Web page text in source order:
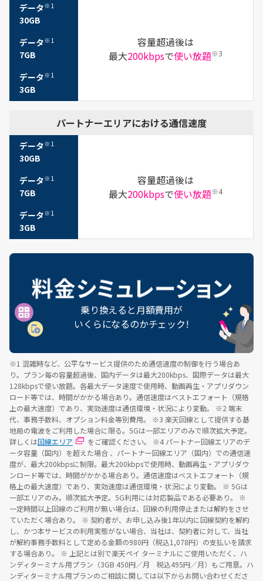
データ※1
30GB
容量超過後は
最大200kbpsで使い放題※3
データ※1
7GB
データ※1
3GB
パートナーエリアにおける通信速度
データ※1
30GB
容量超過後は
最大200kbpsで使い放題※4
データ※1
7GB
データ※1
3GB
乗り換えると月額費用が
いくらになるのかチェック!
※1 混雑時など、公平なサービス提供のため通信速度の制御を行う場合あ
り。プラン毎の容量超過後、国内データは最大200kbps、国際データは最大
128kbpsで使い放題。各最大データ速度で使用時、動画再生・アプリダウン
ロード等では、時間がかかる場合あり。通信速度はベストエフォート（規格
上の最大速度）であり、実効速度は通信環境・状況により変動。 ※2 端末
代、事務手数料、オプション料金等別費用。
※3 楽天回線として提供する基
地局の電波をご利用した場合に限る。5Gは一部エリアのみで順次拡大予定。
詳しくは回線エリア をご確認ください。 ※4 パートナー回線エリアのデ
ータ容量（国内）を超えた場合 、パートナー回線エリア（国内）での通信速
度が、最大200kbpsに制限。最大200kbpsで使用時、動画再生・アプリダウ
ンロード等では、時間がかかる場合あり。通信速度はベストエフォート（規
格上の最大速度）であり、実効速度は通信環境・状況により変動。 ※ 5Gは
一部エリアのみ。順次拡大予定。5G利用には対応製品である必要あり。
※
一定時間以上回線のご利用が無い場合は、回線の利用停止または解約をさせ
ていただく場合あり。
※ 契約者が、お申し込み後1年以内に回線契約を解約
し、かつ本サービスの利用実態がない場合、当社は、契約者に対して、当社
が解約事務手数料として定める金額の980円（税込1,078円）の支払いを請求
する場合あり。 ※ 上記とは別で楽天ペイ ターミナルにご使用いただく、ハ
ンディターミナル用プラン（3GB 450円／月 税込495円／月）もご用意。ハ
ンディターミナル用プランのご相談に関しては以下からお問い合わせくださ